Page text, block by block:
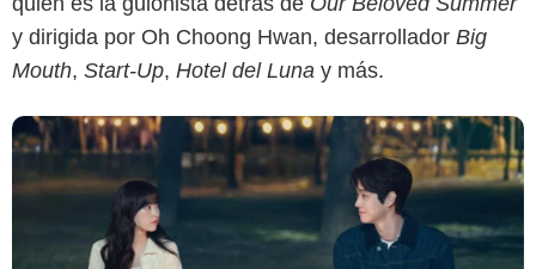
y dirigida por Oh Choong Hwan, desarrollador Big
Mouth, Start-Up, Hotel del Luna y más.